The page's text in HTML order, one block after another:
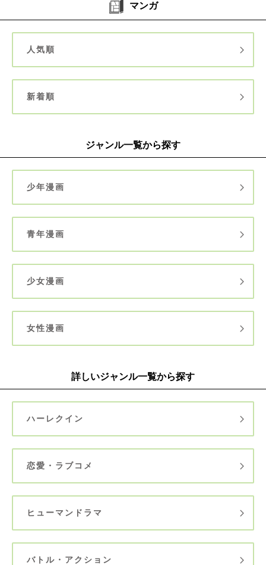
マンガ
人気順
新着順
ジャンル一覧から探す
少年漫画
青年漫画
少女漫画
女性漫画
詳しいジャンル一覧から探す
ハーレクイン
恋愛・ラブコメ
ヒューマンドラマ
バトル・アクション